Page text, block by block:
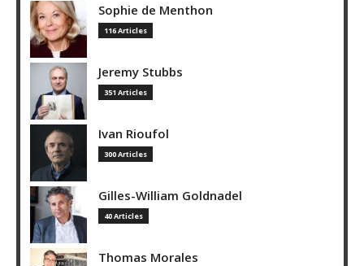
Sophie de Menthon
116 Articles
Jeremy Stubbs
351 Articles
Ivan Rioufol
300 Articles
Gilles-William Goldnadel
40 Articles
Thomas Morales